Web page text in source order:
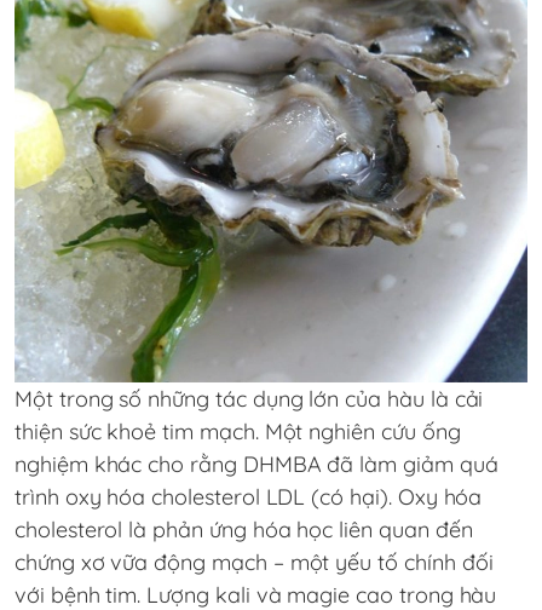
Một trong số những tác dụng lớn của hàu là cải
thiện sức khoẻ tim mạch. Một nghiên cứu ống
nghiệm khác cho rằng DHMBA đã làm giảm quá
trình oxy hóa cholesterol LDL (có hại). Oxy hóa
cholesterol là phản ứng hóa học liên quan đến
chứng xơ vữa động mạch – một yếu tố chính đối
với bệnh tim. Lượng kali và magie cao trong hàu